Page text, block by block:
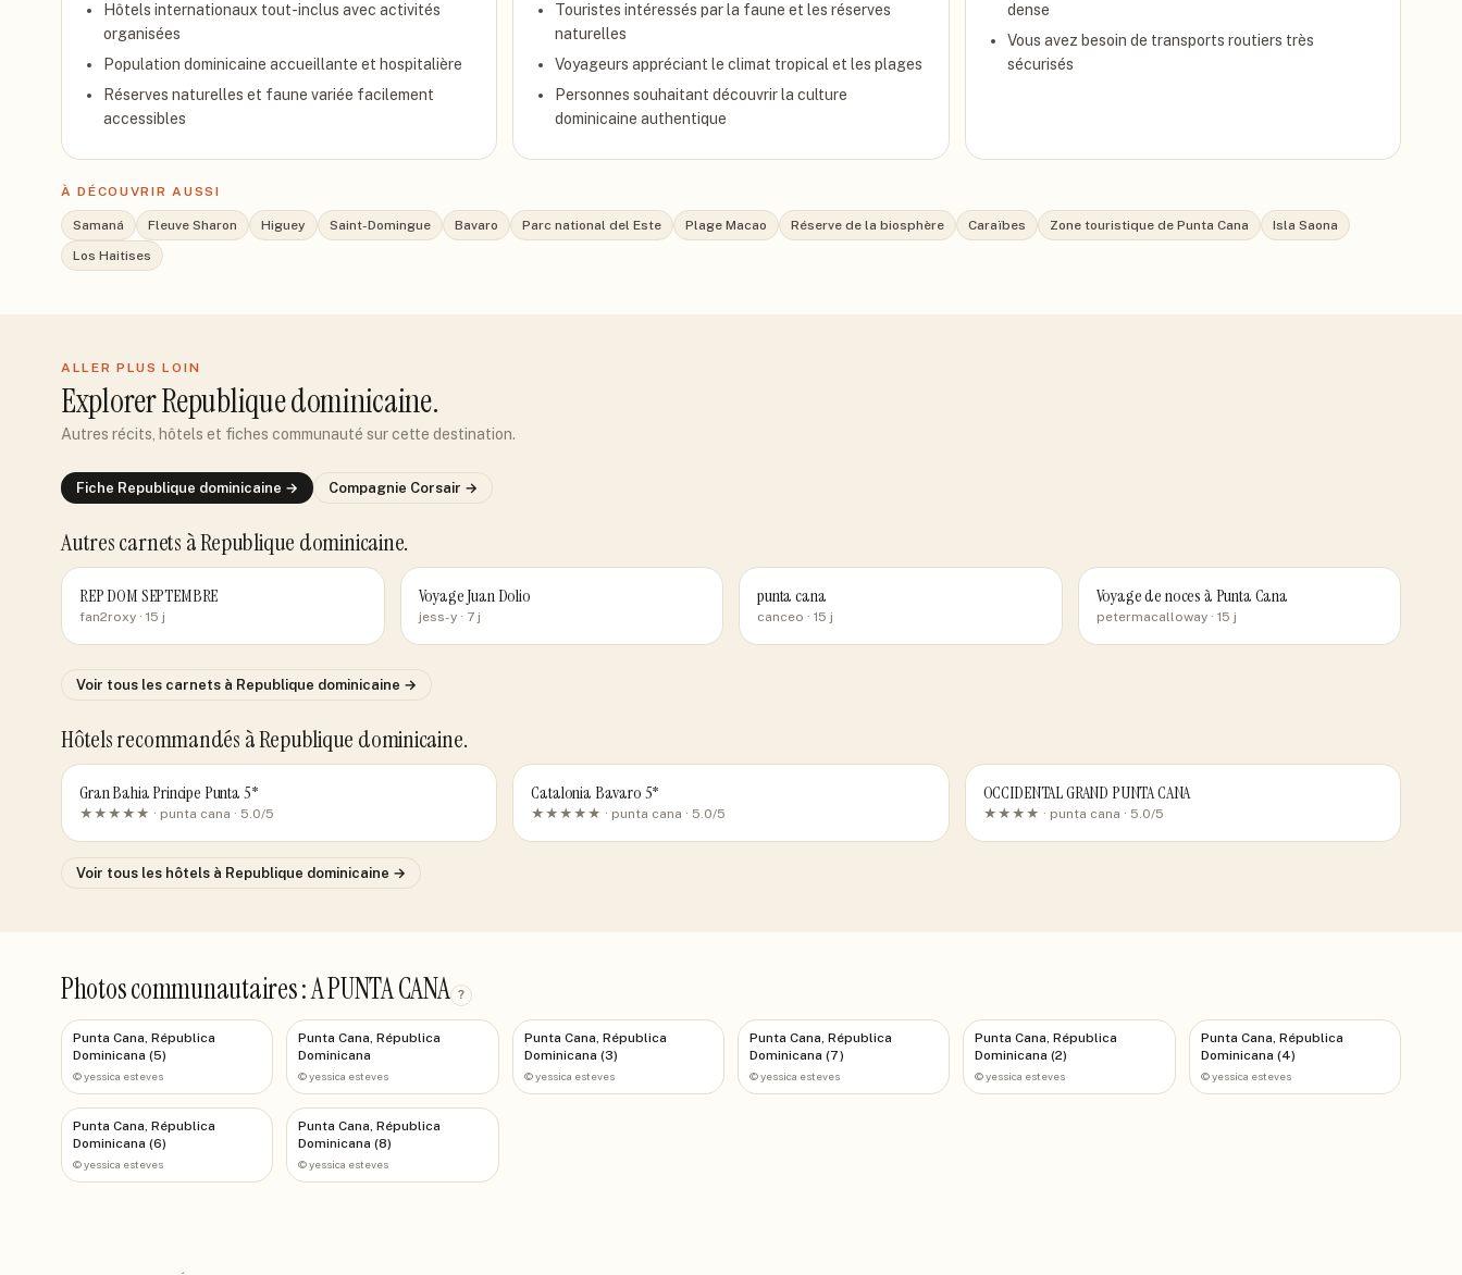
Hôtels internationaux tout-inclus avec activités
organisées
Population dominicaine accueillante et hospitalière
Réserves naturelles et faune variée facilement
accessibles
Touristes intéressés par la faune et les réserves
naturelles
Voyageurs appréciant le climat tropical et les plages
Personnes souhaitant découvrir la culture
dominicaine authentique
dense
Vous avez besoin de transports routiers très
sécurisés
À DÉCOUVRIR AUSSI
Samaná Fleuve Sharon Higuey Saint-Domingue Bavaro Parc national del Este Plage Macao Réserve de la biosphère Caraïbes Zone touristique de Punta Cana
Isla Saona
Los Haitises
ALLER PLUS LOIN
ExplorerRepublique dominicaine.
Autres récits, hôtels et fiches communauté sur cette destination.
Fiche Republique dominicaine → Compagnie Corsair →
Autres carnets à Republique dominicaine.
REP DOM SEPTEMBRE
fan2roxy · 15 j
Voyage Juan Dolio
jess-y· 7 j
punta cana
canceo · 15 j
Voyage de noces à Punta Cana
petermacalloway· 15 j
Voir tous les carnets à Republique dominicaine →
Hôtels recommandés à Republique dominicaine.
Gran Bahia Principe Punta 5*
★★★★★ · punta cana · 5.0/5
Catalonia Bavaro 5*
★★★★★ · punta cana · 5.0/5
OCCIDENTAL GRAND PUNTA CANA
★★★★ · punta cana · 5.0/5
Voir tous les hôtels à Republique dominicaine →
Photos communautaires : A PUNTA CANA ?
Punta Cana, Républica
Dominicana (5)
©yessica esteves
Punta Cana, Républica
Dominicana
©yessica esteves
Punta Cana, Républica
Dominicana (3)
©yessica esteves
Punta Cana, Républica
Dominicana (7)
©yessica esteves
Punta Cana, Républica
Dominicana (2)
©yessica esteves
Punta Cana, Républica
Dominicana (4)
©yessica esteves
Punta Cana, Républica
Dominicana (6)
©yessica esteves
Punta Cana, Républica
Dominicana (8)
©yessica esteves